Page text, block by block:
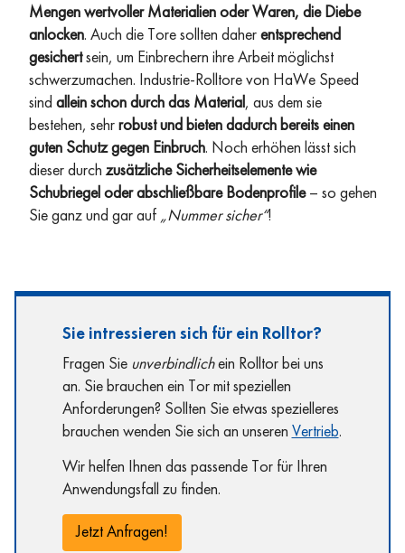
Mengen wertvoller Materialien oder Waren, die Diebe
anlocken. Auch die Tore sollten daherentsprechend
gesichertsein, um Einbrechern ihre Arbeit möglichst
schwerzumachen. Industrie-Rolltore von HaWe Speed
sind allein schon durch das Material , aus dem sie
bestehen, sehr robust und bieten dadurch bereits einen
guten Schutz gegen Einbruch. Noch erhöhen lässt sich
dieser durchzusätzliche Sicherheitselemente wie
Schubriegel oder abschließbare Bodenprofile– so gehen
Sie ganz und gar auf „Nummer sicher“!
Sie intressieren sich für ein Rolltor?
Fragen Sie unverbindlichein Rolltor bei uns
an. Sie brauchen ein Tor mit speziellen
Anforderungen? Sollten Sie etwas spezielleres
brauchen wenden Sie sich an unseren Vertrieb.
Wir helfen Ihnen das passende Tor für Ihren
Anwendungsfall zu finden.
Jetzt Anfragen!